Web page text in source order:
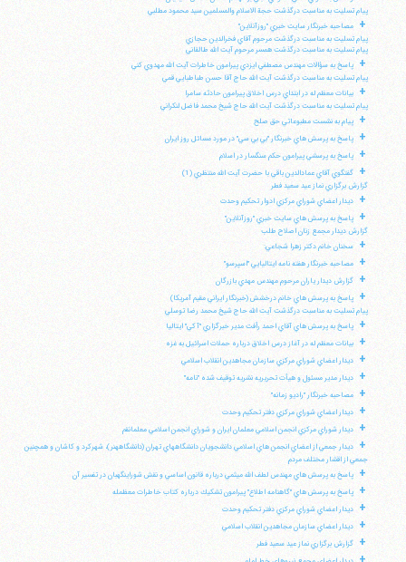
پيام تسليت به مناسبت درگذشت حجة الاسلام والمسلمين سيد محمود مطلبي
+
مصاحبه خبرنگار سايت خبري "روزآنلاين"
پيام تسليت به مناسبت درگذشت مرحوم آقاي فخرالدين حجازي
پيام تسليت به مناسبت درگذشت همسر مرحوم آيت الله طالقاني
+
پاسخ به سؤالات مهندس مصطفي ايزدي پيرامون خاطرات آيت الله مهدوي كني
پيام تسليت به مناسبت درگذشت آيت الله حاج آقا حسن طباطبايي قمي
+
بيانات معظم له در ابتداي درس اخلاق پيرامون حادثه سامرا
پيام تسليت به مناسبت درگذشت آيت الله حاج شيخ محمد فاضل لنكراني
+ پيام به نشست مطبوعاتي حق صلح
+ پاسخ به پرسش هاي خبرنگار "بي بي سي" در مورد مسائل روز ايران
+ پاسخ به پرسشي پيرامون حكم سنگسار در اسلام
+
گفتگوي آقاي عمادالدين باقي با حضرت آيت الله منتظري (1)
گزارش برگزاري نماز عيد سعيد فطر
+ ديدار اعضاي شوراي مركزي ادوار تحكيم وحدت
+
پاسخ به پرسش هاي سايت خبري "روزآنلاين"
گزارش ديدار مجمع زنان اصلاح طلب
+ سخنان خانم دكتر زهرا شجاعي:
+ مصاحبه خبرنگار هفته نامه ايتاليايي "اسپرسو"
+ گزارش ديدار ياران مرحوم مهندس مهدي بازرگان
+
پاسخ به پرسش هاي خانم درخشش (خبرنگار ايراني مقيم آمريكا)
پيام تسليت به مناسبت درگذشت آيت الله حاج شيخ محمد رضا توسلي
+ پاسخ به پرسش هاي آقاي احمد رأفت مدير خبرگزاري "آكي" ايتاليا
+ بيانات معظم له در آغاز درس اخلاق درباره حملات اسرائيل به غزه
+ ديدار اعضاي شوراي مركزي سازمان مجاهدين انقلاب اسلامي
+ ديدار مدير مسئول و هيأت تحريريه نشريه توقيف شده "نامه"
+ مصاحبه خبرنگار "راديو زمانه"
+ ديدار اعضاي شوراي مركزي دفتر تحكيم وحدت
+ ديدار شوراي مركزي انجمن اسلامي معلمان ايران و شوراي انجمن اسلامي معلمانقم
+
ديدار جمعي از اعضاي انجمن هاي اسلامي دانشجويان دانشگاههاي تهران (دانشگاههنر)، شهركرد و كاشان و همچنين
جمعي از اقشار مختلف مردم
+ پاسخ به پرسش هاي مهندس لطف الله ميثمي درباره قانون اساسي و نقش شوراينگهبان در تفسير آن
+ پاسخ به پرسش هاي "گاهنامه اطلاع" پيرامون تشكيك درباره كتاب خاطرات معظمله
+ ديدار اعضاي شوراي مركزي دفتر تحكيم وحدت
+ ديدار اعضاي سازمان مجاهدين انقلاب اسلامي
+ گزارش برگزاري نماز عيد سعيد فطر